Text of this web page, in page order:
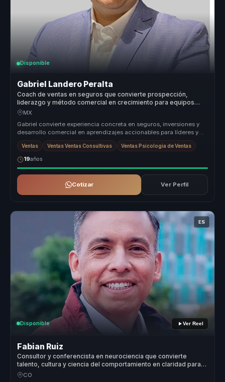
Disponible
Gabriel Landero Peralta
Coach de ventas en seguros que convierte prospección,
liderazgo y método comercial en crecimiento para equipos
financieros.
MX
Gabriel convierte experiencia concreta en seguros, inversiones y
desarrollo comercial en aprendizajes accionables para líderes y
equipos ...
Ventas Ventas Ventas Consultivas Ventas Psicologia de Ventas
19años
Cotizar Ver Perfil
ES
Disponible Ver Reel
Fabian Ruiz
Consultor y conferencista en neurociencia que convierte
talento, cultura y ciencia del comportamiento en claridad para
directivos.
CO